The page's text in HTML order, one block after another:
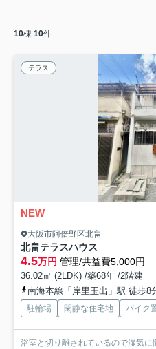
10棟 10件
テラス
NEW
大阪市阿倍野区北畠
北畠テラスハウス
4.5万円 管理/共益費5,000円
36.02㎡ (2LDK) /築68年 /2階建
南海本線「岸里玉出」駅 徒歩8
駐輪場 閑静な住宅地 バイク
浴室と切り離されているので湿気